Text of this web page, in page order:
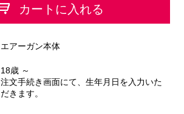
カートに入れる
エアーガン本体
18歳 ～
注文手続き画面にて、生年月日を入力いた
だきます。